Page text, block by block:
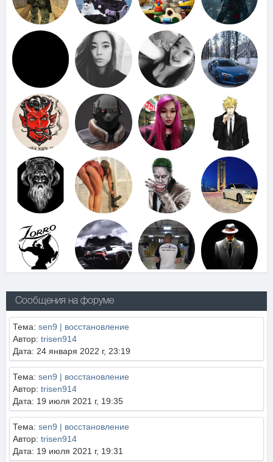
Сообщения на форуме
Тема: sen9 | восстановление
Автор: trisen914
Дата: 24 января 2022 г, 23:19
Тема: sen9 | восстановление
Автор: trisen914
Дата: 19 июля 2021 г, 19:35
Тема: sen9 | восстановление
Автор: trisen914
Дата: 19 июля 2021 г, 19:31